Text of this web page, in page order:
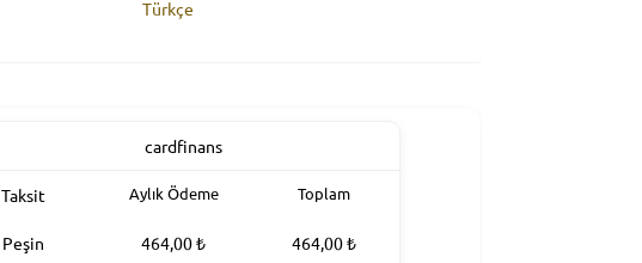
Türkçe
Taksit Aylık Ödeme Toplam
Peşin 464,00₺ 464,00₺